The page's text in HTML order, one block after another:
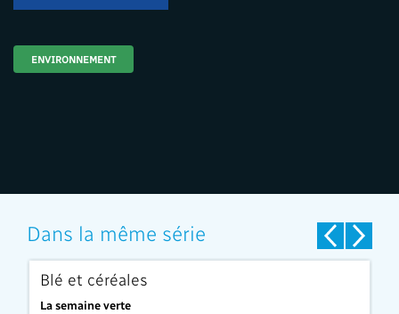
ENVIRONNEMENT
Dans la même série
Blé et céréales
La semaine verte